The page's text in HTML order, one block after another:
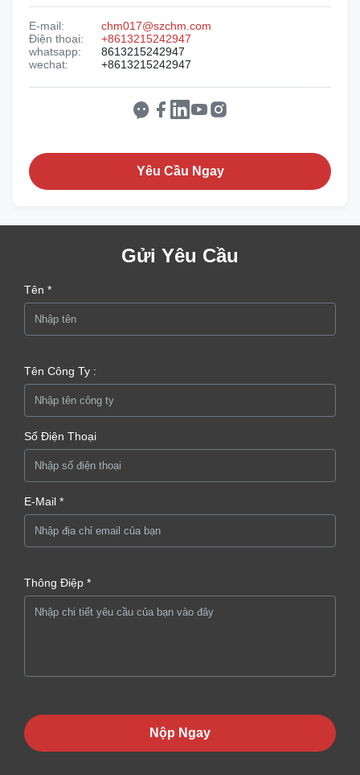
E-mail:
chm017@szchm.com
Điện thoại:
+8613215242947
whatsapp:
8613215242947
wechat:
+8613215242947
Yêu Cầu Ngay
Gửi Yêu Cầu
Tên *
Tên Công Ty :
Số Điện Thoại
E-Mail *
Thông Điệp *
Nộp Ngay